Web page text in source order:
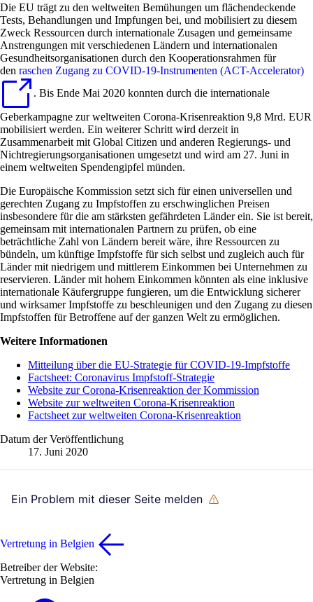
Die EU trägt zu den weltweiten Bemühungen um flächendeckende
Tests, Behandlungen und Impfungen bei, und mobilisiert zu diesem
Zweck Ressourcen durch internationale Zusagen und gemeinsame
Anstrengungen mit verschiedenen Ländern und internationalen
Gesundheitsorganisationen durch den Kooperationsrahmen für
den raschen Zugang zu COVID-19-Instrumenten (ACT-Accelerator)
. Bis Ende Mai 2020 konnten durch die internationale
Geberkampagne zur weltweiten Corona-Krisenreaktion 9,8 Mrd. EUR
mobilisiert werden. Ein weiterer Schritt wird derzeit in
Zusammenarbeit mit Global Citizen und anderen Regierungs- und
Nichtregierungsorganisationen umgesetzt und wird am 27. Juni in
einem weltweiten Spendengipfel münden.
Die Europäische Kommission setzt sich für einen universellen und
gerechten Zugang zu Impfstoffen zu erschwinglichen Preisen
insbesondere für die am stärksten gefährdeten Länder ein. Sie ist bereit,
gemeinsam mit internationalen Partnern zu prüfen, ob eine
beträchtliche Zahl von Ländern bereit wäre, ihre Ressourcen zu
bündeln, um künftige Impfstoffe für sich selbst und zugleich auch für
Länder mit niedrigem und mittlerem Einkommen bei Unternehmen zu
reservieren. Länder mit hohem Einkommen könnten als eine inklusive
internationale Käufergruppe fungieren, um die Entwicklung sicherer
und wirksamer Impfstoffe zu beschleunigen und den Zugang zu diesen
Impfstoffen für Betroffene auf der ganzen Welt zu ermöglichen.
Weitere Informationen
Mitteilung über die EU-Strategie für COVID-19-Impfstoffe
Factsheet: Coronavirus Impfstoff-Strategie
Website zur Corona-Krisenreaktion der Kommission
Website zur weltweiten Corona-Krisenreaktion
Factsheet zur weltweiten Corona-Krisenreaktion
Datum der Veröffentlichung
17. Juni 2020
Ein Problem mit dieser Seite melden
Vertretung in Belgien
Betreiber der Website:
Vertretung in Belgien